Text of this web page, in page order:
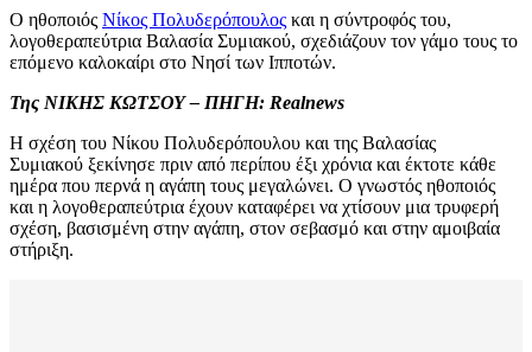
Ο ηθοποιός Νίκος Πολυδερόπουλος και η σύντροφός του,
λογοθεραπεύτρια Βαλασία Συμιακού, σχεδιάζουν τον γάμο τους το
επόμενο καλοκαίρι στο Νησί των Ιπποτών.
Της ΝΙΚΗΣ ΚΩΤΣΟΥ – ΠΗΓΗ: Realnews
H σχέση του Νίκου Πολυδερόπουλου και της Βαλασίας
Συμιακού ξεκίνησε πριν από περίπου έξι χρόνια και έκτοτε κάθε
ημέρα που περνά η αγάπη τους μεγαλώνει. Ο γνωστός ηθοποιός
και η λογοθεραπεύτρια έχουν καταφέρει να χτίσουν μια τρυφερή
σχέση, βασισμένη στην αγάπη, στον σεβασμό και στην αμοιβαία
στήριξη.